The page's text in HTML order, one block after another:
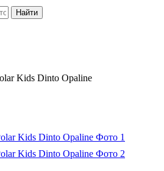
Найти
Kids Dinto Opaline